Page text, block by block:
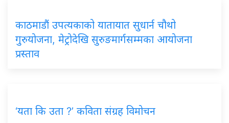
काठमाडौं उपत्यकाको यातायात सुधार्न चौथो
गुरुयोजना, मेट्रोदेखि सुरुङमार्गसम्मका आयोजना
प्रस्ताव
‘यता कि उता ?’ कविता संग्रह विमोचन